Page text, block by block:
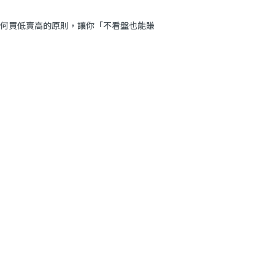
買低賣高的原則，讓你「不看盤也能賺